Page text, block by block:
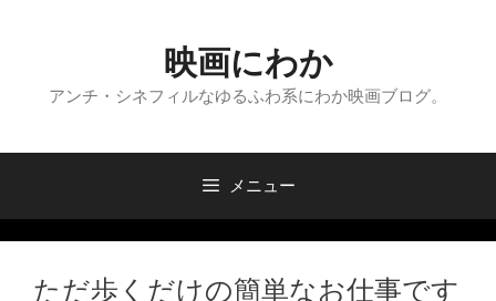
へ
映画にわか
アンチ・シネフィルなゆるふわ系にわか映画ブログ。
メニュー
ただ歩くだけの簡単なお仕事です